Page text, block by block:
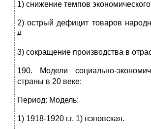
1) снижение темпов
2) острый дефицит товаров
#
3) сокращение производства в
190. Модели социально-
страны в 20 веке:
Период: Модель:
1) 1918-1920 г.г. 1) нэповская.